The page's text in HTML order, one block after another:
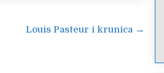
Louis Pasteur i krunica →